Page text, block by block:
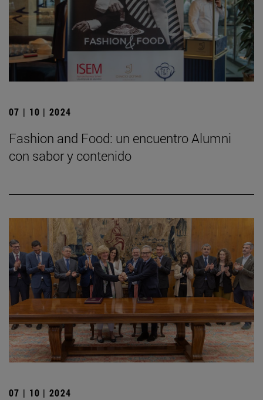
07 | 10 | 2024
Fashion and Food: un encuentro Alumni
con sabor y contenido
07 | 10 | 2024